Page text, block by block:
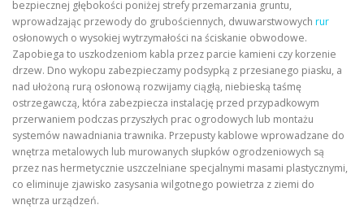
bezpiecznej głębokości poniżej strefy przemarzania gruntu,
wprowadzając przewody do grubościennych, dwuwarstwowych rur
osłonowych o wysokiej wytrzymałości na ściskanie obwodowe.
Zapobiega to uszkodzeniom kabla przez parcie kamieni czy korzenie
drzew. Dno wykopu zabezpieczamy podsypką z przesianego piasku, a
nad ułożoną rurą osłonową rozwijamy ciągłą, niebieską taśmę
ostrzegawczą, która zabezpiecza instalację przed przypadkowym
przerwaniem podczas przyszłych prac ogrodowych lub montażu
systemów nawadniania trawnika. Przepusty kablowe wprowadzane do
wnętrza metalowych lub murowanych słupków ogrodzeniowych są
przez nas hermetycznie uszczelniane specjalnymi masami plastycznymi,
co eliminuje zjawisko zasysania wilgotnego powietrza z ziemi do
wnętrza urządzeń.